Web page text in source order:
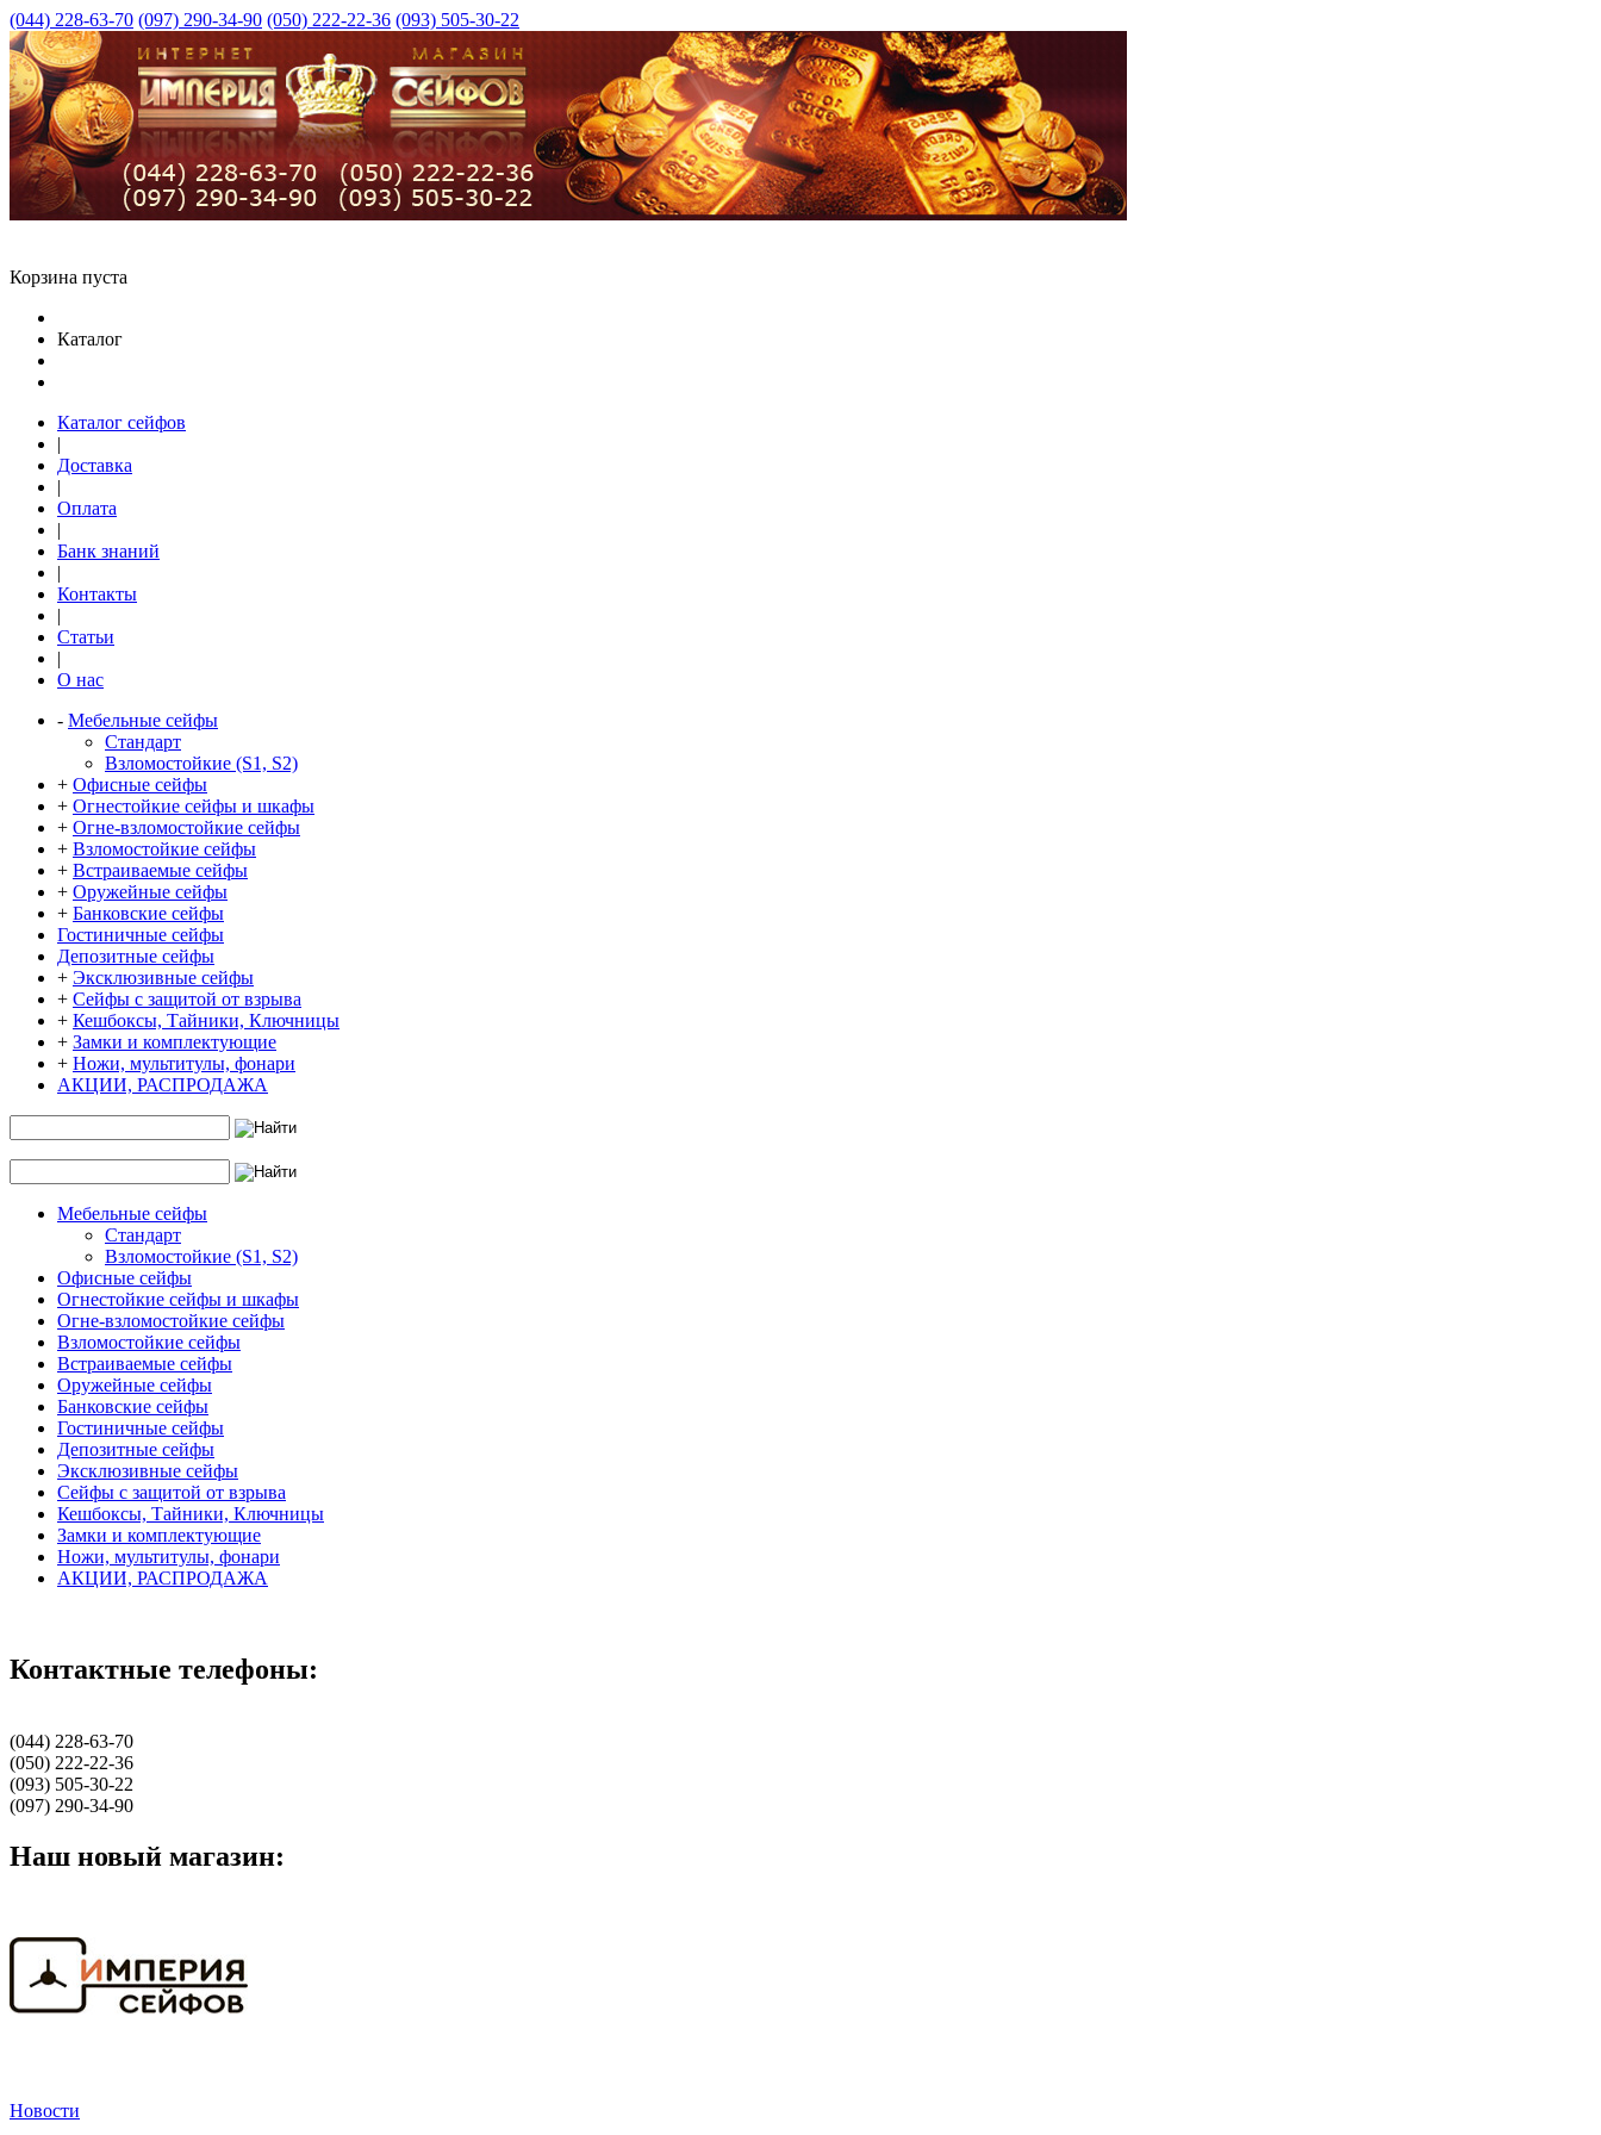
(044) 228-63-70 (097) 290-34-90 (050) 222-22-36 (093) 505-30-22
Корзина пуста
Каталог
Каталог сейфов
|
Доставка
|
Оплата
|
Банк знаний
|
Контакты
|
Статьи
|
О нас
- Мебельные сейфы
Стандарт
Взломостойкие (S1, S2)
+ Офисные сейфы
+ Огнестойкие сейфы и шкафы
+ Огне-взломостойкие сейфы
+ Взломостойкие сейфы
+ Встраиваемые сейфы
+ Оружейные сейфы
+ Банковские сейфы
Гостиничные сейфы
Депозитные сейфы
+ Эксклюзивные сейфы
+ Сейфы с защитой от взрыва
+ Кешбоксы, Тайники, Ключницы
+ Замки и комплектующие
+ Ножи, мультитулы, фонари
АКЦИИ, РАСПРОДАЖА
Мебельные сейфы
Стандарт
Взломостойкие (S1, S2)
Офисные сейфы
Огнестойкие сейфы и шкафы
Огне-взломостойкие сейфы
Взломостойкие сейфы
Встраиваемые сейфы
Оружейные сейфы
Банковские сейфы
Гостиничные сейфы
Депозитные сейфы
Эксклюзивные сейфы
Сейфы с защитой от взрыва
Кешбоксы, Тайники, Ключницы
Замки и комплектующие
Ножи, мультитулы, фонари
АКЦИИ, РАСПРОДАЖА
Контактные телефоны:
(044) 228-63-70
(050) 222-22-36
(093) 505-30-22
(097) 290-34-90
Наш новый магазин:
Новости